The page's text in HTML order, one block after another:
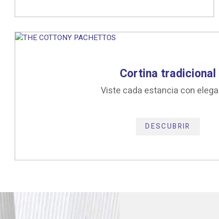
Cortina tradicional
Viste cada estancia con
DESCUBRIR